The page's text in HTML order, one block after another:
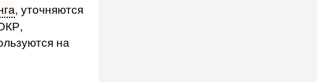
, уточняются
на